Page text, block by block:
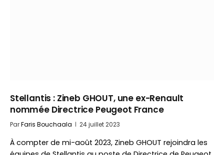
Stellantis : Zineb GHOUT, une ex-Renault
nommée Directrice Peugeot France
ParFaris Bouchaala 24 juillet 2023
À compter de mi-août 2023, Zineb GHOUT rejoindra les